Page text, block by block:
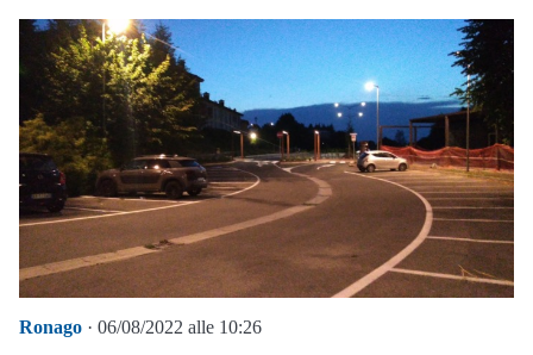
Ronago · 06/08/2022 alle 10:26